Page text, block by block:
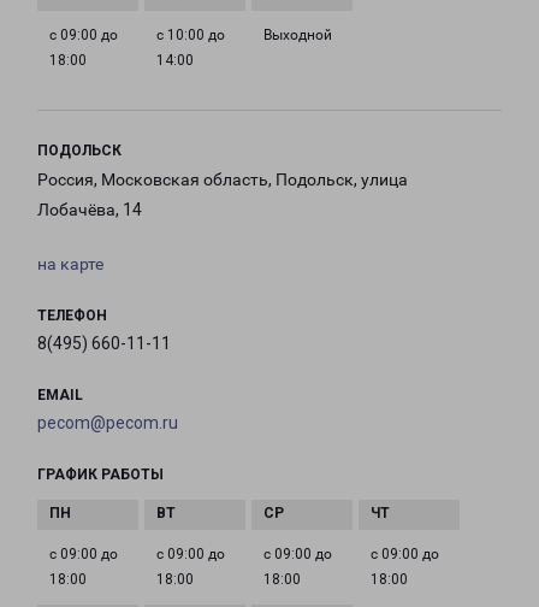
с 09:00 до
18:00
с 10:00 до
14:00
Выходной
ПОДОЛЬСК
Россия, Московская область, Подольск, улица
Лобачёва, 14
на карте
ТЕЛЕФОН
8(495) 660-11-11
EMAIL
pecom@pecom.ru
ГРАФИК РАБОТЫ
с 09:00 до
18:00
с 09:00 до
18:00
с 09:00 до
18:00
с 09:00 до
18:00